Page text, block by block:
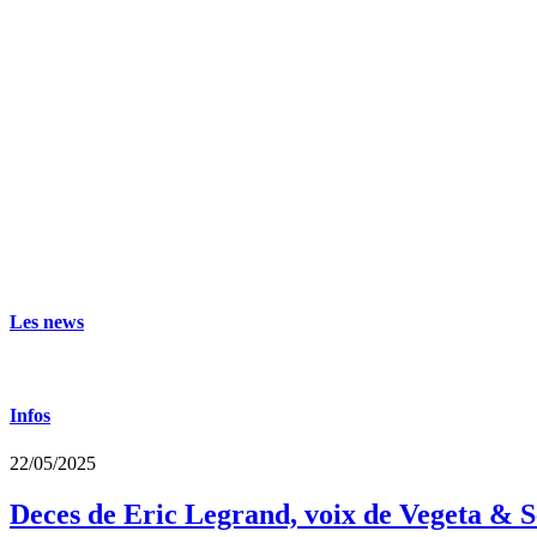
Les news
Infos
22/05/2025
Deces de Eric Legrand, voix de Vegeta &